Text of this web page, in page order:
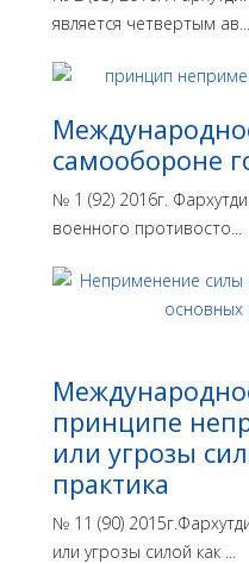
является четвертым ав...
самообороне
№ 1 (92) 2016г.
военного противосто...
принципе
или угрозы
практика
№ 11 (90)
или угрозы силой как ...